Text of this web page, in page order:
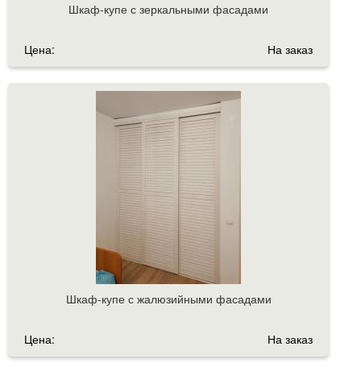
Шкаф-купе с зеркальными фасадами
Цена: На заказ
Шкаф-купе с жалюзийными фасадами
Цена: На заказ